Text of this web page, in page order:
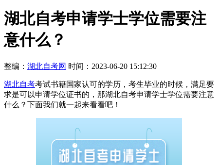
湖北自考申请学士学位需要注
意什么？
整编： 湖北自考网 时间：2023-06-20 15:12:30
湖北自考考试书籍国家认可的学历，考生毕业的时候，满足要
求是可以申请学位证书的，那湖北自考申请学士学位需要注意
什么？下面我们就一起来看看吧！